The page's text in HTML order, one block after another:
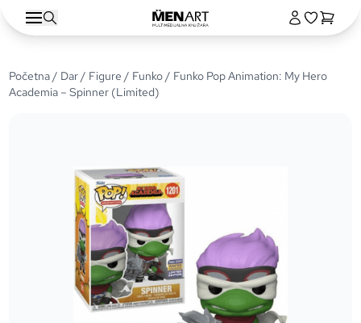
Početna/ Dar/ Figure / Funko/ Funko Pop Animation: My Hero
Academia – Spinner (Limited)